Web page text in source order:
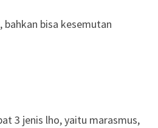
bisa kesemutan
3 jenis lho, yaitu marasmus,